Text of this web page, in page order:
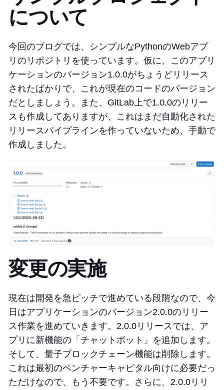
について
今回のブログでは、シンプルなPythonのWebアプ
リのリポジトリを使っています。仮に、このアプリ
ケーションのバージョン1.0.0がちょうどリリース
されたばかりで、これが現在のコードのバージョン
だとしましょう。また、GitLab上で1.0.0のリリー
スも作成してありますが、これはまだ自動化された
リリースパイプラインを作っていないため、手動で
作成しました。
変更の実施
現在は開発を急ピッチで進めている段階なので、今
日はアプリケーションのバージョン2.0.0のリリー
ス作業を進めていきます。2.0.0リリースでは、ア
プリに新機能の「チャットボット」を追加します。
そして、量子ブロックチェーン機能は削除します。
これは最初のベンチャーキャピタル向けに必要だっ
ただけなので、もう不要です。さらに、2.0.0リリ